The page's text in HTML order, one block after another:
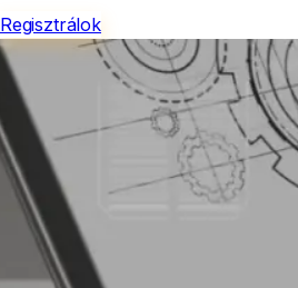
Regisztrálok